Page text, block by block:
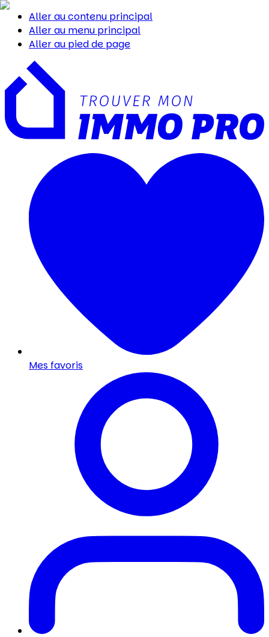
Aller au contenu principal
Aller au menu principal
Aller au pied de page
Mes favoris